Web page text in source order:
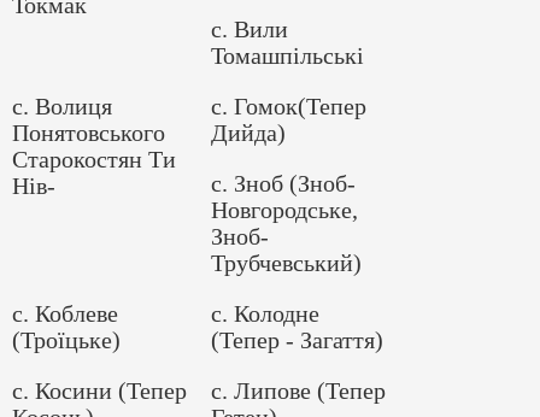
с. Вили
Томашпільські
с. Волиця
Понятовського
Старокостян Ти
Нів-
с. Гомок(Тепер
Дийда)
с. Зноб (Зноб-
Новгородське,
Зноб-
Трубчевський)
с. Коблеве
(Троїцьке)
с. Колодне
(Тепер - Загаття)
с. Косини (Тепер
с. Липове (Тепер